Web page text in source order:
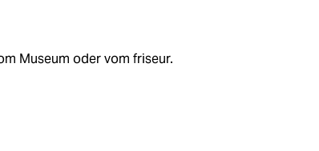
Museum oder vom friseur.